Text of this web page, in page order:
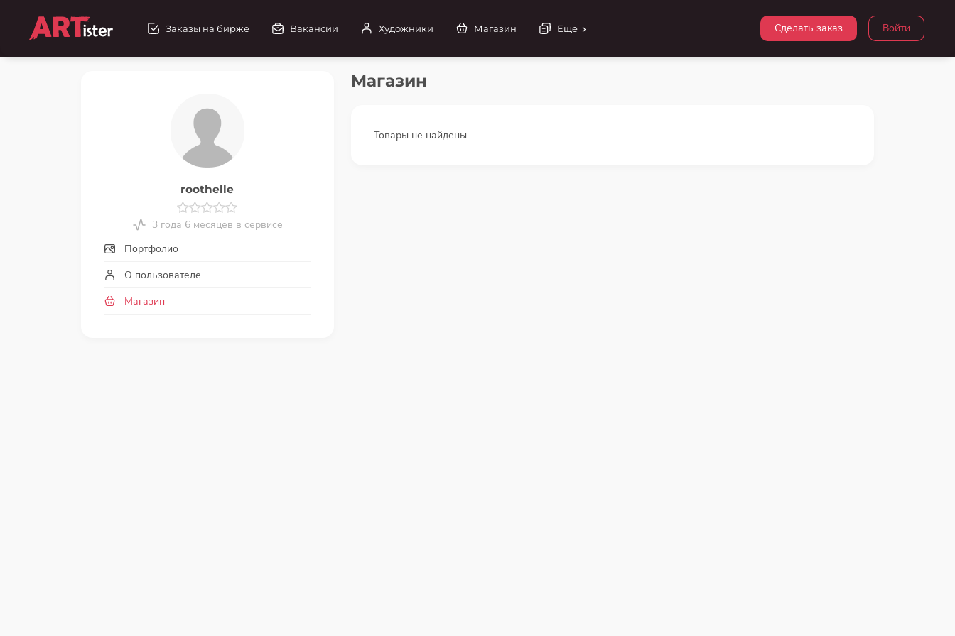
Войти
Сделать заказ
Заказы на бирже Вакансии Художники Магазин Еще
roothelle
3 года 6 месяцев в сервисе
Портфолио
О пользователе
Магазин
Магазин
Товары не найдены.